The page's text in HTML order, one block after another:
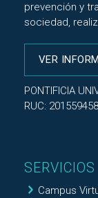
prevención y
sociedad,
VER
PONTIFICIA
RUC:
Campus